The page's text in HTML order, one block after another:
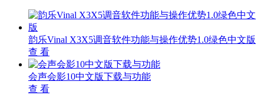
韵乐Vinal X3X5调音软件功能与操作优势1.0绿色中文版
查 看
会声会影10中文版下载与功能
查 看